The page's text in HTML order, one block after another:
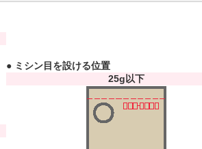
● ミシン目を設ける位置
25g以下